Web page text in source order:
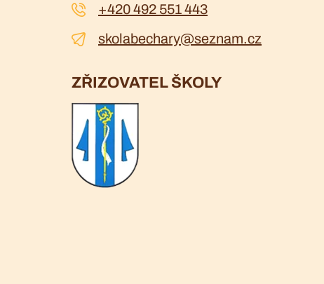
+420 492 551 443
skolabechary@seznam.cz
ZŘIZOVATEL ŠKOLY